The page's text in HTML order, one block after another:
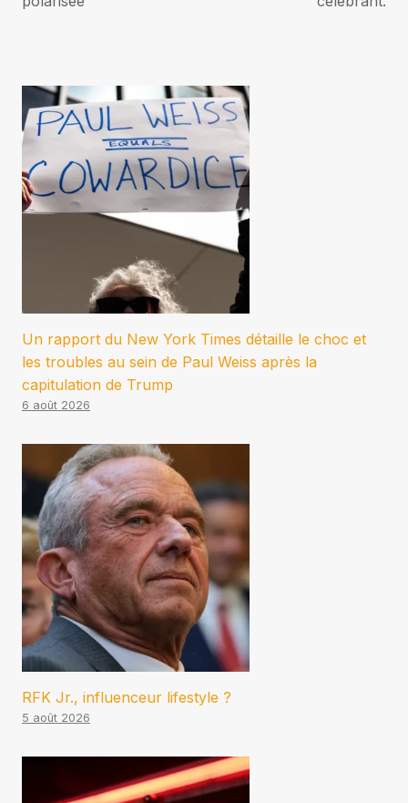
Un rapport du New York Times détaille le choc et
les troubles au sein de Paul Weiss après la
capitulation de Trump
6 août 2026
RFK Jr., influenceur lifestyle ?
5 août 2026